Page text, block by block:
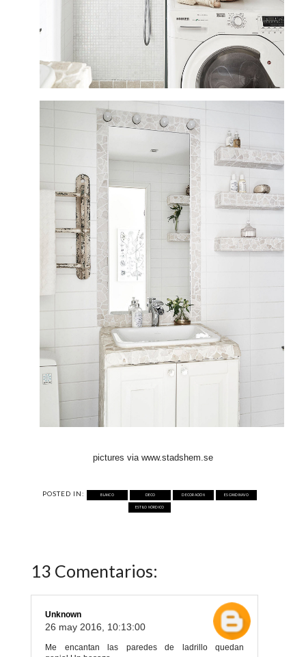
pictures via www.stadshem.se
POSTED IN: BLANCO DECO DECORACIÓN ESCANDINAVO
ESTILO NÓRDICO
13 Comentarios:
Unknown
26 may 2016, 10:13:00
Me encantan las paredes de ladrillo quedan